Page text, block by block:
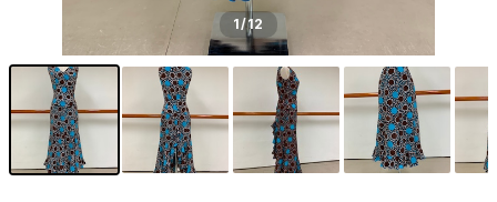
1/12